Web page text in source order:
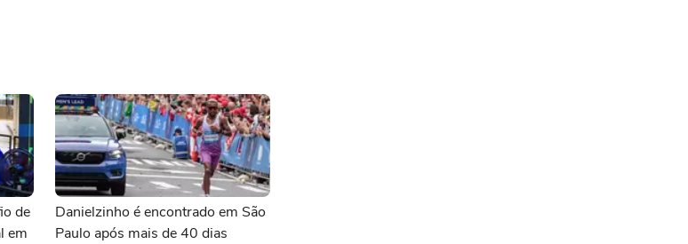
de
em
Danielzinho é encontrado em São
Paulo após mais de 40 dias